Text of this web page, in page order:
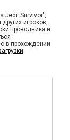
Jedi: Survivor",
игроков,
проводника и
в прохождении
.